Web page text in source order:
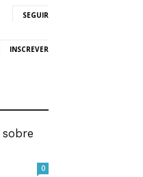
SEGUIR
INSCREVER
0